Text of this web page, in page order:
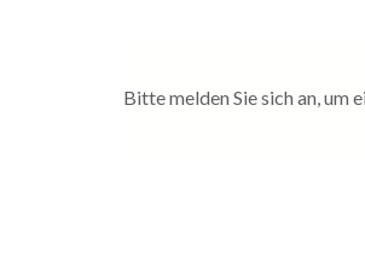
Bitte melden Sie sich an, um